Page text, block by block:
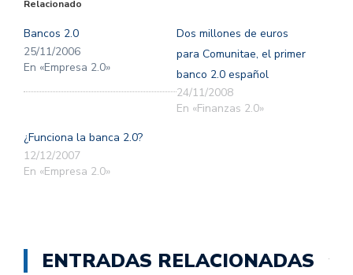
abre
una
ventana
nueva)
Relacionado
Bancos 2.0
25/11/2006
En «Empresa 2.0»
Dos millones de euros
para Comunitae, el primer
banco 2.0 español
24/11/2008
En «Finanzas 2.0»
¿Funciona la banca 2.0?
12/12/2007
En «Empresa 2.0»
ENTRADAS RELACIONADAS